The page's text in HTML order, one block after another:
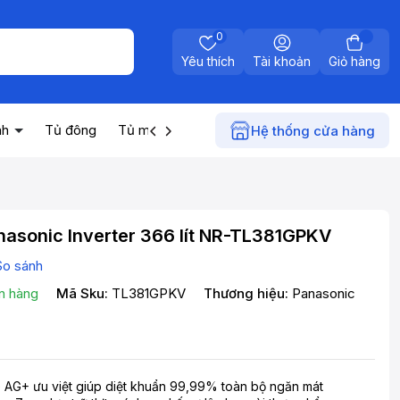
Yêu thích
0
Tài khoản Giỏ hàng
Tủ đông Tủ mát Máy nước nóng Điện gia
Hệ thống cửa hàng
Inverter 366 lít NR-TL381GPKV
sánh
hàng
Mã Sku: TL381GPKV Thương hiệu: Panasonic
AG+ ưu việt giúp diệt khuẩn 99,99% toàn bộ ngăn mát